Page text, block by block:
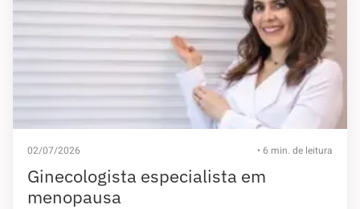
02/07/2026 • 6 min. de leitura
Ginecologista especialista em
menopausa